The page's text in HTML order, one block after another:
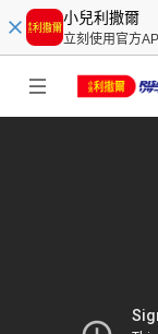
小兒利撒爾
立刻使用官方